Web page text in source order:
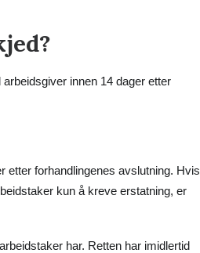
innen 14 dager etter
etter forhandlingenes avslutning. Hvis
kun å kreve erstatning, er
har. Retten har imidlertid